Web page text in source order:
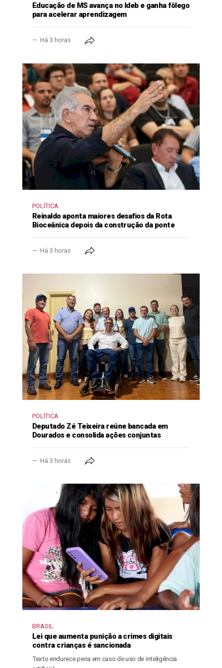
Educação de MS avança no Ideb e ganha fôlego
para acelerar aprendizagem
Há 3 horas
POLÍTICA
Reinaldo aponta maiores desafios da Rota
Bioceânica depois da construção da ponte
Há 3 horas
POLÍTICA
Deputado Zé Teixeira reúne bancada em
Dourados e consolida ações conjuntas
Há 3 horas
BRASIL
Lei que aumenta punição a crimes digitais
contra crianças é sancionada
Texto endurece pena em caso de uso de inteligência